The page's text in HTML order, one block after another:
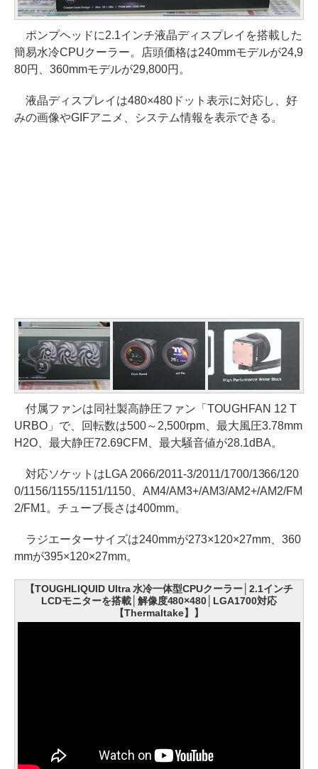
ポンプヘッドに2.1インチ液晶ディスプレイを搭載した
簡易水冷CPUクーラー。店頭価格は240mmモデルが24,9
80円、360mmモデルが29,800円。
液晶ディスプレイは480×480ドット表示に対応し、好
みの画像やGIFアニメ、システム情報を表示できる。
付属ファンは同社製高静圧ファン「TOUGHFAN 12 T
URBO」で、回転数は500～2,500rpm、最大風圧3.78mm
H2O、最大静圧72.69CFM、最大騒音値が28.1dBA。
対応ソケットはLGA 2066/2011-3/2011/1700/1366/120
0/1156/1155/1151/1150、AM4/AM3+/AM3/AM2+/AM2/FM
2/FM1。チューブ長さは400mm。
ラジエーターサイズは240mmが273×120×27mm、360
mmが395×120×27mm。
【TOUGHLIQUID Ultra 水冷一体型CPUクーラー│2.1インチ
LCDモニターを搭載│解像度480×480│LGA1700対応
【Thermaltake】】